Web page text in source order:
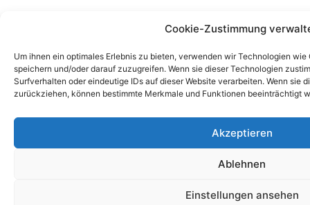
Cookie-Zustimmung
Um ihnen ein optimales Erlebnis zu bieten, verwenden wir Technologien
speichern und/oder darauf zuzugreifen. Wenn sie dieser Technologien
Surfverhalten oder eindeutige IDs auf dieser Website verarbeiten. Wenn sie
zurückziehen, können bestimmte Merkmale und Funktionen beeinträchtigt
Akzeptieren
Ablehnen
Einstellungen ansehen